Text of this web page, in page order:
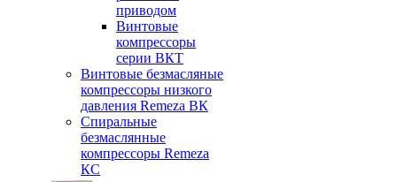
приводом
Винтовые
компрессоры
серии ВКТ
Винтовые безмасляные
компрессоры низкого
давления Remeza ВК
Спиральные
безмаслянные
компрессоры Remeza
КС